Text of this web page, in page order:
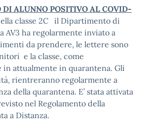
DI ALUNNO POSITIVO AL COVID-
classe 2C il Dipartimento di
AV3 ha regolarmente inviato a
da prendere, le lettere sono
e la classe, come
in attualmente in quarantena. Gli
rientreranno regolarmente a
della quarantena. E’ stata attivata
nel Regolamento della
a Distanza.